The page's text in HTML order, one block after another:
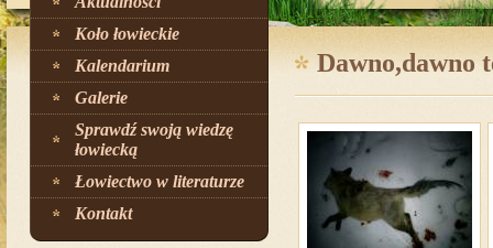
Koło łowieckie
Kalendarium
Galerie
Sprawdź swoją wiedzę
łowiecką
Łowiectwo w literaturze
Kontakt
Dawno,dawno